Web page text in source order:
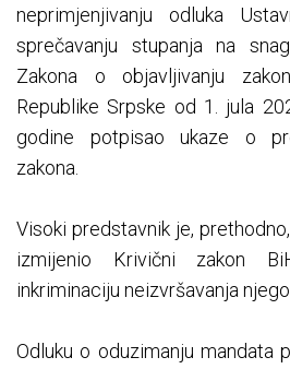
neprimjenjivanju odluka
sprečavanju stupanja na
Zakona o objavljivanju
Republike Srpske od 1. jula
godine potpisao ukaze o
zakona.
Visoki predstavnik je,
izmijenio Krivični zakon
inkriminaciju neizvršavanja
Odluku o oduzimanju mandata